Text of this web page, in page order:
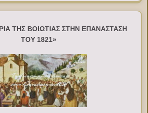
ΤΗΣ ΒΟΙΩΤΙΑΣ ΣΤΗΝ ΕΠΑΝΑΣΤΑΣΗ
ΤΟΥ 1821»